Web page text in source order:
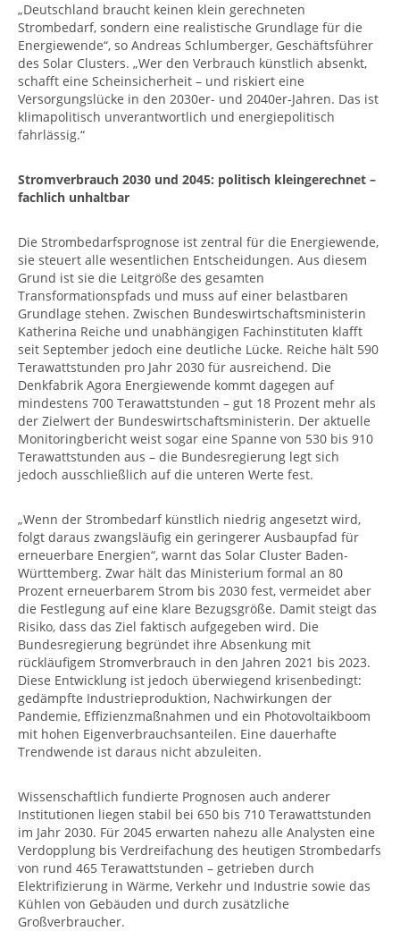
„Deutschland braucht keinen klein gerechneten
Strombedarf, sondern eine realistische Grundlage für die
Energiewende“, so Andreas Schlumberger, Geschäftsführer
des Solar Clusters. „Wer den Verbrauch künstlich absenkt,
schafft eine Scheinsicherheit – und riskiert eine
Versorgungslücke in den 2030er- und 2040er-Jahren. Das ist
klimapolitisch unverantwortlich und energiepolitisch
fahrlässig.“
Stromverbrauch 2030 und 2045: politisch kleingerechnet –
fachlich unhaltbar
Die Strombedarfsprognose ist zentral für die Energiewende,
sie steuert alle wesentlichen Entscheidungen. Aus diesem
Grund ist sie die Leitgröße des gesamten
Transformationspfads und muss auf einer belastbaren
Grundlage stehen. Zwischen Bundeswirtschaftsministerin
Katherina Reiche und unabhängigen Fachinstituten klafft
seit September jedoch eine deutliche Lücke. Reiche hält 590
Terawattstunden pro Jahr 2030 für ausreichend. Die
Denkfabrik Agora Energiewende kommt dagegen auf
mindestens 700 Terawattstunden – gut 18 Prozent mehr als
der Zielwert der Bundeswirtschaftsministerin. Der aktuelle
Monitoringbericht weist sogar eine Spanne von 530 bis 910
Terawattstunden aus – die Bundesregierung legt sich
jedoch ausschließlich auf die unteren Werte fest.
„Wenn der Strombedarf künstlich niedrig angesetzt wird,
folgt daraus zwangsläufig ein geringerer Ausbaupfad für
erneuerbare Energien“, warnt das Solar Cluster Baden-
Württemberg. Zwar hält das Ministerium formal an 80
Prozent erneuerbarem Strom bis 2030 fest, vermeidet aber
die Festlegung auf eine klare Bezugsgröße. Damit steigt das
Risiko, dass das Ziel faktisch aufgegeben wird. Die
Bundesregierung begründet ihre Absenkung mit
rückläufigem Stromverbrauch in den Jahren 2021 bis 2023.
Diese Entwicklung ist jedoch überwiegend krisenbedingt:
gedämpfte Industrieproduktion, Nachwirkungen der
Pandemie, Effizienzmaßnahmen und ein Photovoltaikboom
mit hohen Eigenverbrauchsanteilen. Eine dauerhafte
Trendwende ist daraus nicht abzuleiten.
Wissenschaftlich fundierte Prognosen auch anderer
Institutionen liegen stabil bei 650 bis 710 Terawattstunden
im Jahr 2030. Für 2045 erwarten nahezu alle Analysten eine
Verdopplung bis Verdreifachung des heutigen Strombedarfs
von rund 465 Terawattstunden – getrieben durch
Elektrifizierung in Wärme, Verkehr und Industrie sowie das
Kühlen von Gebäuden und durch zusätzliche
Großverbraucher.